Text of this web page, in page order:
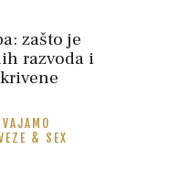
zašto je
razvoda i
& SEX